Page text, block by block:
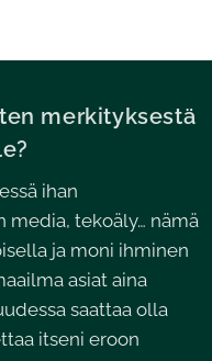
merkityksestä
ihan
media, tekoäly… nämä
ja moni ihminen
asiat aina
saattaa olla
itseni eroon